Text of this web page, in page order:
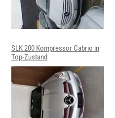
SLK 200 Kompressor Cabrio in
Top-Zustand